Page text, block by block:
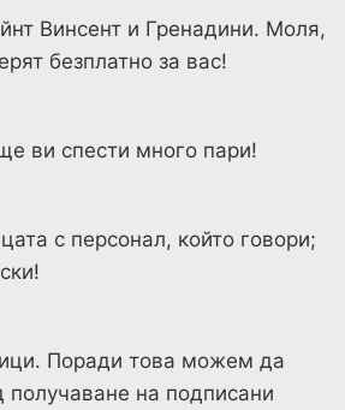
Винсент и Гренадини. Моля,
безплатно за вас!
ви спести много пари!
с персонал, който говори;
Поради това можем да
на подписани